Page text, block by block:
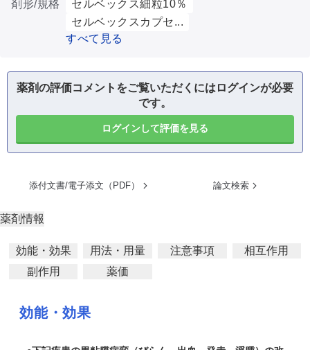
剤形/規格
セルベックス細粒10％
セルベックスカプセ...
すべて見る
薬剤の評価コメントをご覧いただくにはログインが必要
です。
ログインして評価を見る
添付文書/電子添文（PDF） 論文検索
薬剤情報
効能・効果 用法・用量 注意事項
相互作用
副作用
薬価
効能・効果